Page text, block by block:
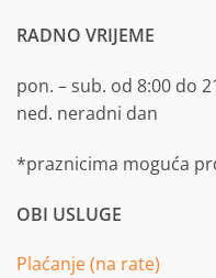
RADNO VRIJEME
pon. – sub. od 8:00 do
ned. neradni dan
*praznicima moguća
OBI USLUGE
Plaćanje (na rate)